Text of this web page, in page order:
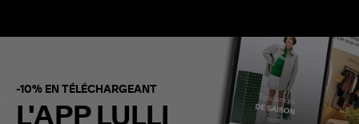
-10% EN TÉLÉCHARGEANT
L'APP LULLI